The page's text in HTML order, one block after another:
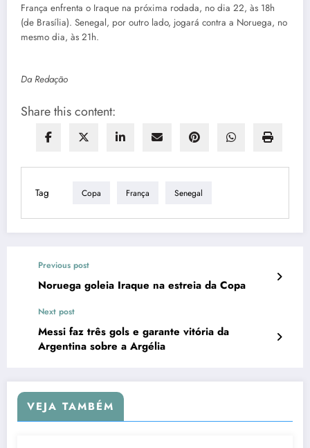
França enfrenta o Iraque na próxima rodada, no dia 22, às 18h
(de Brasília). Senegal, por outro lado, jogará contra a Noruega, no
mesmo dia, às 21h.
Da Redação
Share this content:
Tag Copa França Senegal
Previous post
Noruega goleia Iraque na estreia da Copa
Next post
Messi faz três gols e garante vitória da
Argentina sobre a Argélia
VEJA TAMBÉM